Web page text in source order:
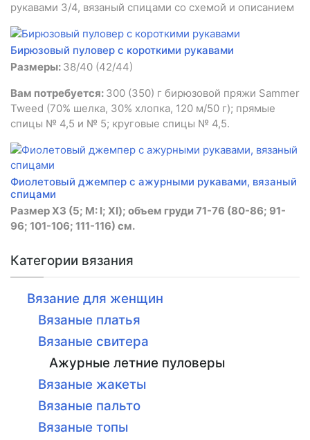
рукавами 3/4, вязаный спицами со схемой и описанием
Бирюзовый пуловер с короткими рукавами
Размеры: 38/40 (42/44)
Вам потребуется: 300 (350) г бирюзовой пряжи Sammer
Tweed (70% шелка, 30% хлопка, 120 м/50 г); прямые
спицы № 4,5 и № 5; круговые спицы № 4,5.
Фиолетовый джемпер с ажурными рукавами, вязаный
спицами
Размер ХЗ (5; М: I; XI); объем груди 71-76 (80-86; 91-
96; 101-106; 111-116) см.
Категории вязания
Вязание для женщин
Вязаные платья
Вязаные свитера
Ажурные летние пуловеры
Вязаные жакеты
Вязаные пальто
Вязаные топы